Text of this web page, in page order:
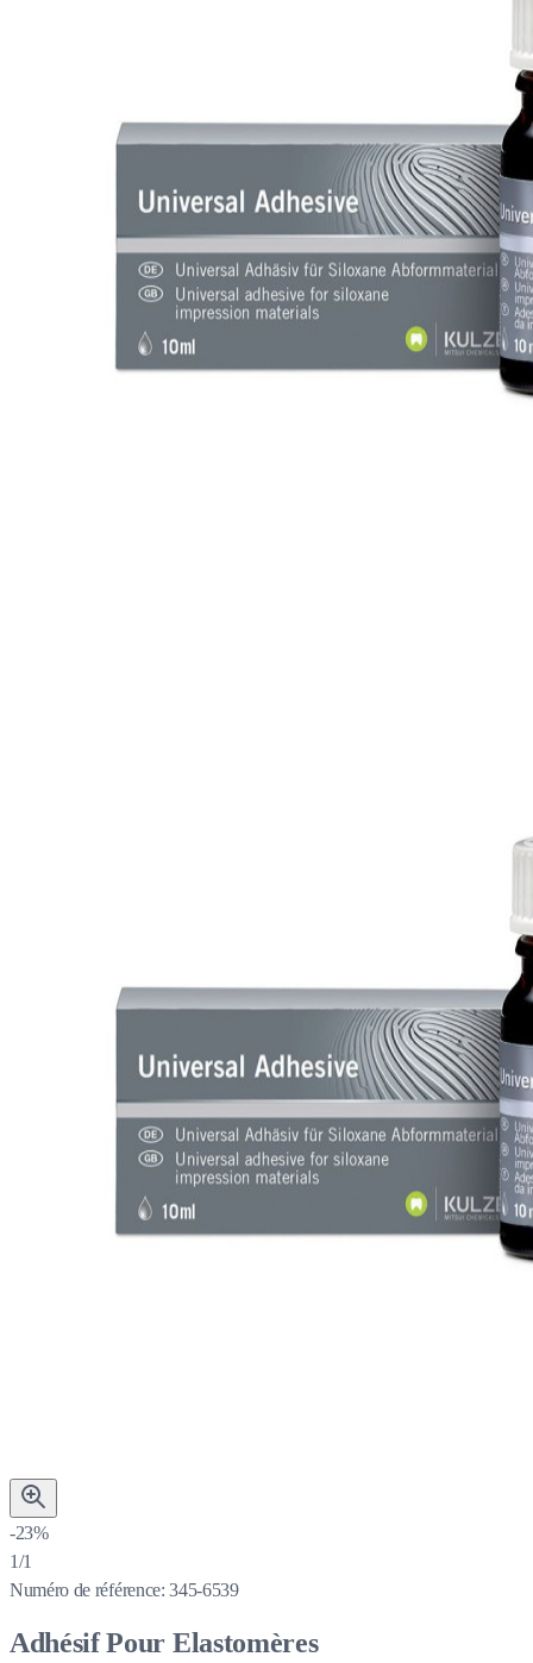
-23%
1/1
Numéro de référence: 345-6539
Adhésif Pour Elastomères